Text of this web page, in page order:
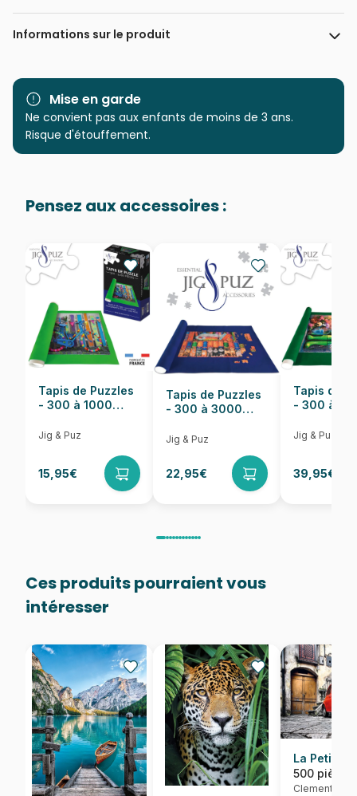
Informations sur le produit
Marque
Clementoni, le Puzzle
Catégorie
EAN 8005125355426
Nombre de pièces 500 pièces
Dimensions 49 x 36 cm
Mise en garde
Ne convient pas aux enfants de moins de 3 ans.
Risque d'étouffement.
Pensez aux accessoires :
Tapis de Puzzles
- 300 à 1000
Jig & Puz
15,95€
Tapis de Puzzles
- 300 à 3000
Jig & Puz
22,95€
Tapis de
- 300 à
Jig & Puz
39,95€
Ces produits pourraient vous
intéresser
La Petite
500 pièces
Clementoni